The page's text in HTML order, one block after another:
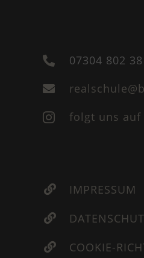
 07304 802

 folgt uns auf
 IMPRESSUM

 COOKIE-